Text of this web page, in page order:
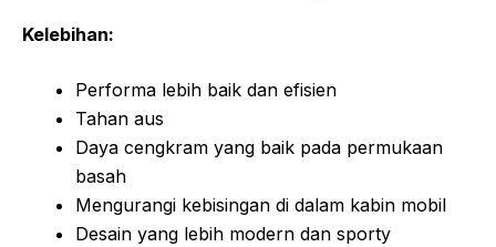
Kelebihan:
Performa lebih baik dan efisien
Tahan aus
Daya cengkram yang baik pada permukaan
basah
Mengurangi kebisingan di dalam kabin mobil
Desain yang lebih modern dan sporty